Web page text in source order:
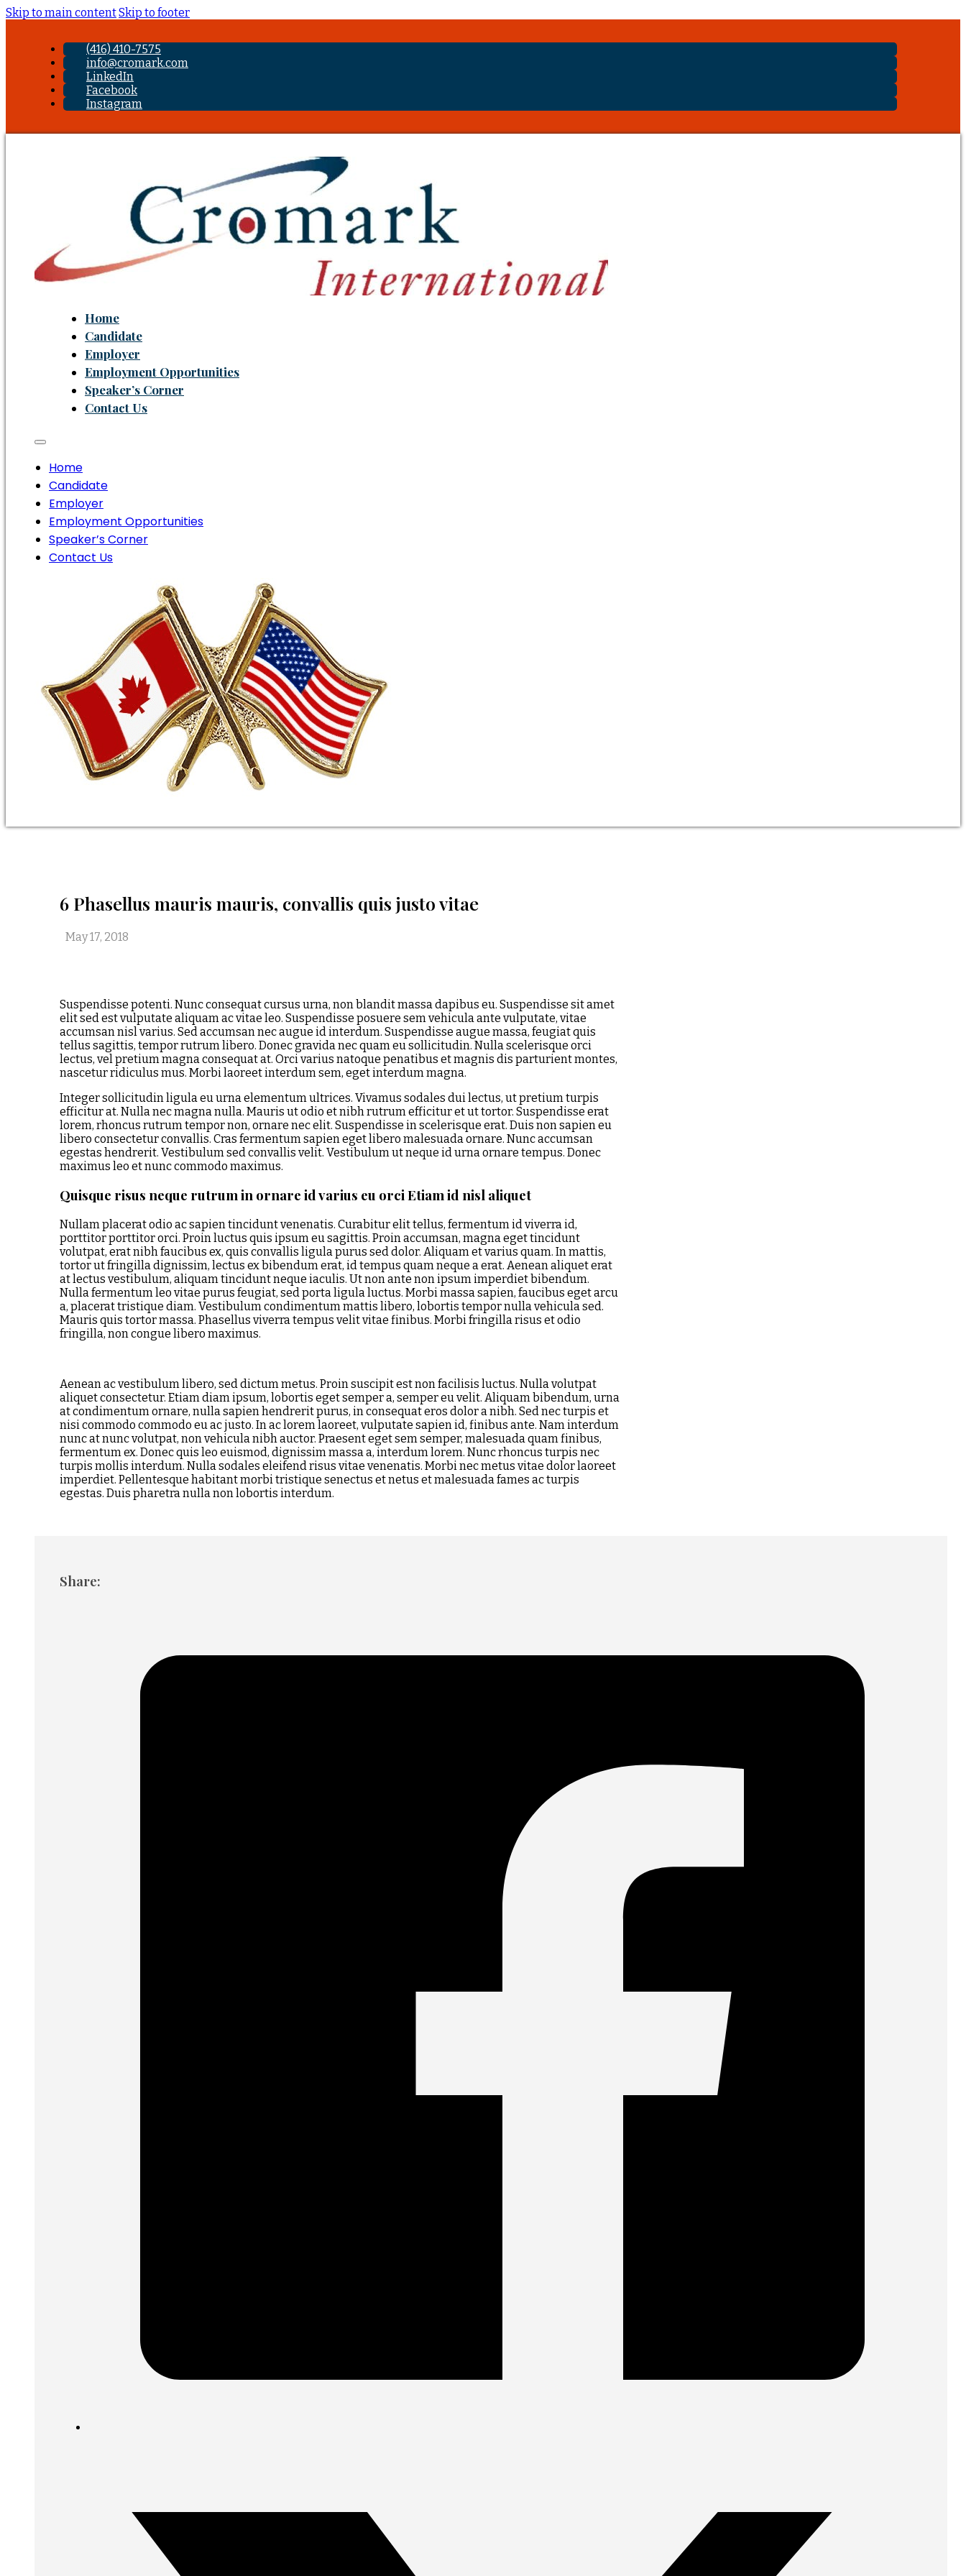
Skip to main contentSkip to footer
(416) 410-7575
info@cromark.com
LinkedIn
Facebook
Instagram
Home
Candidate
Employer
Employment Opportunities
Speaker’s Corner
Contact Us
Home
Candidate
Employer
Employment Opportunities
Speaker’s Corner
Contact Us
6 Phasellus mauris mauris, convallis quis justo vitae
May 17, 2018
Suspendisse potenti. Nunc consequat cursus urna, non blandit massa dapibus eu. Suspendisse sit amet
elit sed est vulputate aliquam ac vitae leo. Suspendisse posuere sem vehicula ante vulputate, vitae
accumsan nisl varius. Sed accumsan nec augue id interdum. Suspendisse augue massa, feugiat quis
tellus sagittis, tempor rutrum libero. Donec gravida nec quam eu sollicitudin. Nulla scelerisque orci
lectus, vel pretium magna consequat at. Orci varius natoque penatibus et magnis dis parturient montes,
nascetur ridiculus mus. Morbi laoreet interdum sem, eget interdum magna.
Integer sollicitudin ligula eu urna elementum ultrices. Vivamus sodales dui lectus, ut pretium turpis
efficitur at. Nulla nec magna nulla. Mauris ut odio et nibh rutrum efficitur et ut tortor. Suspendisse erat
lorem, rhoncus rutrum tempor non, ornare nec elit. Suspendisse in scelerisque erat. Duis non sapien eu
libero consectetur convallis. Cras fermentum sapien eget libero malesuada ornare. Nunc accumsan
egestas hendrerit. Vestibulum sed convallis velit. Vestibulum ut neque id urna ornare tempus. Donec
maximus leo et nunc commodo maximus.
Quisque risus neque rutrum in ornare id varius eu orci Etiam id nisl aliquet
Nullam placerat odio ac sapien tincidunt venenatis. Curabitur elit tellus, fermentum id viverra id,
porttitor porttitor orci. Proin luctus quis ipsum eu sagittis. Proin accumsan, magna eget tincidunt
volutpat, erat nibh faucibus ex, quis convallis ligula purus sed dolor. Aliquam et varius quam. In mattis,
tortor ut fringilla dignissim, lectus ex bibendum erat, id tempus quam neque a erat. Aenean aliquet erat
at lectus vestibulum, aliquam tincidunt neque iaculis. Ut non ante non ipsum imperdiet bibendum.
Nulla fermentum leo vitae purus feugiat, sed porta ligula luctus. Morbi massa sapien, faucibus eget arcu
a, placerat tristique diam. Vestibulum condimentum mattis libero, lobortis tempor nulla vehicula sed.
Mauris quis tortor massa. Phasellus viverra tempus velit vitae finibus. Morbi fringilla risus et odio
fringilla, non congue libero maximus.
Aenean ac vestibulum libero, sed dictum metus. Proin suscipit est non facilisis luctus. Nulla volutpat
aliquet consectetur. Etiam diam ipsum, lobortis eget semper a, semper eu velit. Aliquam bibendum, urna
at condimentum ornare, nulla sapien hendrerit purus, in consequat eros dolor a nibh. Sed nec turpis et
nisi commodo commodo eu ac justo. In ac lorem laoreet, vulputate sapien id, finibus ante. Nam interdum
nunc at nunc volutpat, non vehicula nibh auctor. Praesent eget sem semper, malesuada quam finibus,
fermentum ex. Donec quis leo euismod, dignissim massa a, interdum lorem. Nunc rhoncus turpis nec
turpis mollis interdum. Nulla sodales eleifend risus vitae venenatis. Morbi nec metus vitae dolor laoreet
imperdiet. Pellentesque habitant morbi tristique senectus et netus et malesuada fames ac turpis
egestas. Duis pharetra nulla non lobortis interdum.
Share: